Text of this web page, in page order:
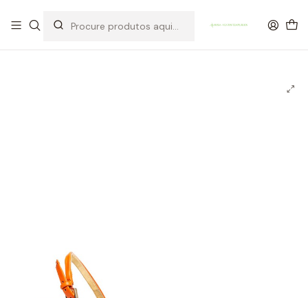
OFERTA DE PORTES DE ENVIO em compras para Portugal superiores a
80€ de artigos sem promoção